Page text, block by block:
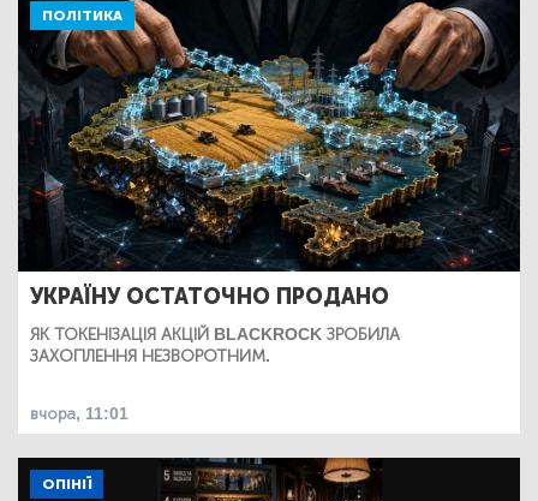
ПОЛІТИКА
УКРАЇНУ ОСТАТОЧНО ПРОДАНО
ЯК ТОКЕНІЗАЦІЯ АКЦІЙ BLACKROCK ЗРОБИЛА
ЗАХОПЛЕННЯ НЕЗВОРОТНИМ.
вчора, 11:01
ОПІНІЇ